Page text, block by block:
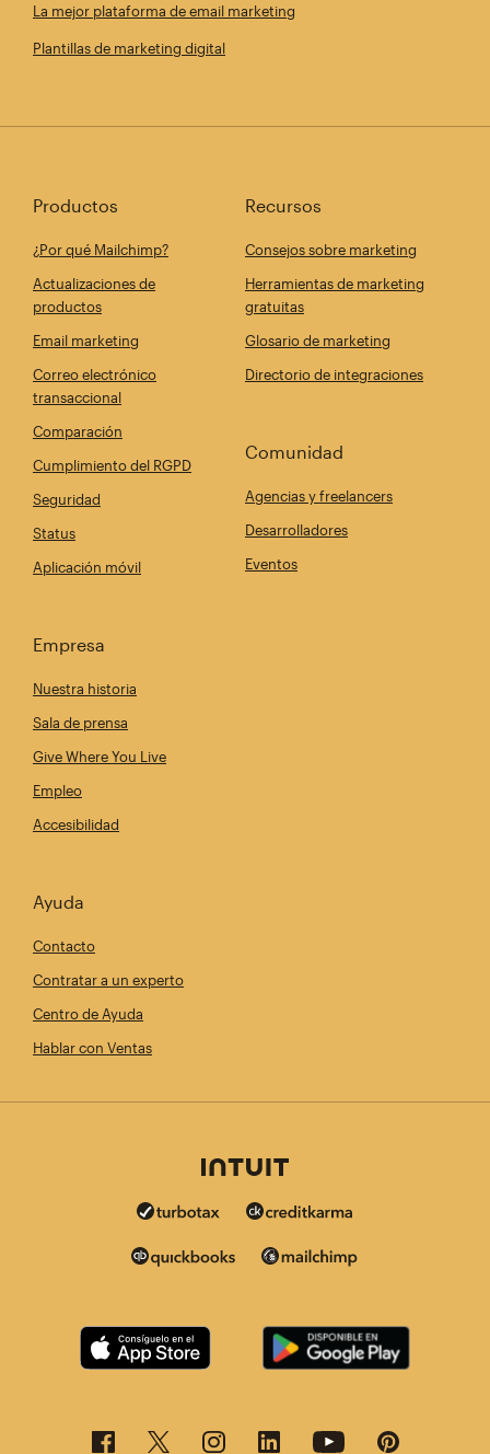
La mejor plataforma de email marketing
Plantillas de marketing digital
Productos
¿Por qué Mailchimp?
Actualizaciones de
productos
Email marketing
Correo electrónico
transaccional
Comparación
Cumplimiento del RGPD
Seguridad
Status
Aplicación móvil
Recursos
Consejos sobre marketing
Herramientas de marketing
gratuitas
Glosario de marketing
Directorio de integraciones
Comunidad
Agencias y freelancers
Desarrolladores
Eventos
Empresa
Nuestra historia
Sala de prensa
Give Where You Live
Empleo
Accesibilidad
Ayuda
Contacto
Contratar a un experto
Centro de Ayuda
Hablar con Ventas